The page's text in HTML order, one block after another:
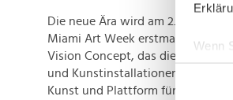
Wenn
Die neue Ära wird am 2.
Miami Art Week erstmals
Vision Concept, das die Essenz
und Kunstinstallationen
Kunst und Plattform für